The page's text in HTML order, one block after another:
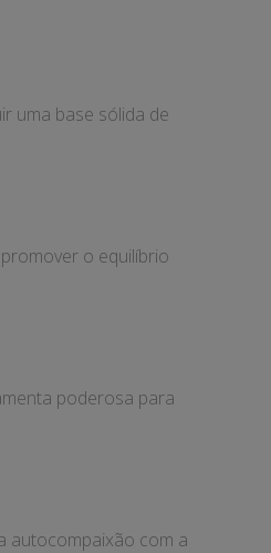
uma base sólida de
o equilíbrio
poderosa para
autocompaixão com a